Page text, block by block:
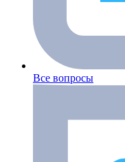
Все вопросы